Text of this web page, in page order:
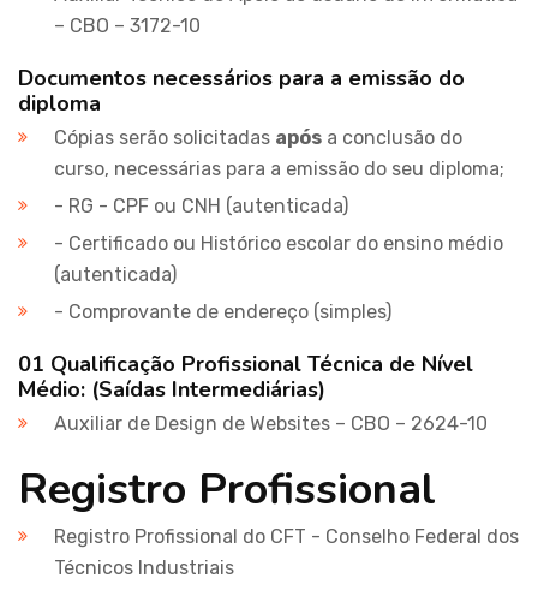
– CBO – 3172-10
Documentos necessários para a emissão do
diploma
Cópias serão solicitadas após a conclusão do
curso, necessárias para a emissão do seu diploma;
- RG - CPF ou CNH (autenticada)
- Certificado ou Histórico escolar do ensino médio
(autenticada)
- Comprovante de endereço (simples)
01 Qualificação Profissional Técnica de Nível
Médio: (Saídas Intermediárias)
Auxiliar de Design de Websites – CBO – 2624-10
Registro Profissional
Registro Profissional do CFT - Conselho Federal dos
Técnicos Industriais